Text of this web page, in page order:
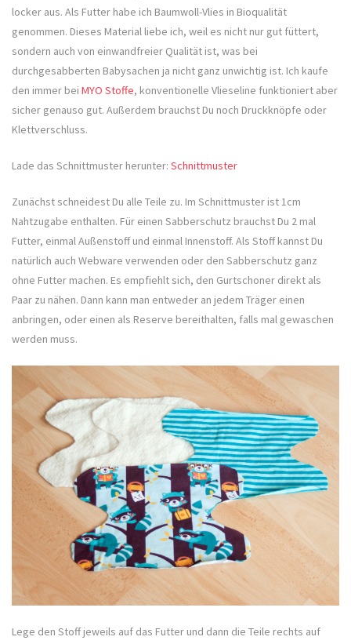
locker aus. Als Futter habe ich Baumwoll-Vlies in Bioqualität
genommen. Dieses Material liebe ich, weil es nicht nur gut füttert,
sondern auch von einwandfreier Qualität ist, was bei
durchgesabberten Babysachen ja nicht ganz unwichtig ist. Ich kaufe
den immer bei MYO Stoffe, konventionelle Vlieseline funktioniert aber
sicher genauso gut. Außerdem brauchst Du noch Druckknöpfe oder
Klettverschluss.
Lade das Schnittmuster herunter: Schnittmuster
Zunächst schneidest Du alle Teile zu. Im Schnittmuster ist 1cm
Nahtzugabe enthalten. Für einen Sabberschutz brauchst Du 2 mal
Futter, einmal Außenstoff und einmal Innenstoff. Als Stoff kannst Du
natürlich auch Webware verwenden oder den Sabberschutz ganz
ohne Futter machen. Es empfiehlt sich, den Gurtschoner direkt als
Paar zu nähen. Dann kann man entweder an jedem Träger einen
anbringen, oder einen als Reserve bereithalten, falls mal gewaschen
werden muss.
Lege den Stoff jeweils auf das Futter und dann die Teile rechts auf